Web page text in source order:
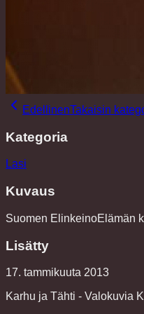
EdellinenTakaisin
Kategoria
Lasi
Kuvaus
Suomen ElinkeinoElämän
Lisätty
17. tammikuuta 2013
Karhu ja Tähti - Valokuvia